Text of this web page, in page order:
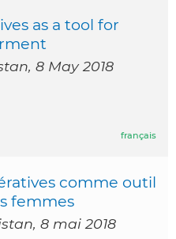
as a tool for
8 May 2018
français
comme outil
femmes
8 mai 2018